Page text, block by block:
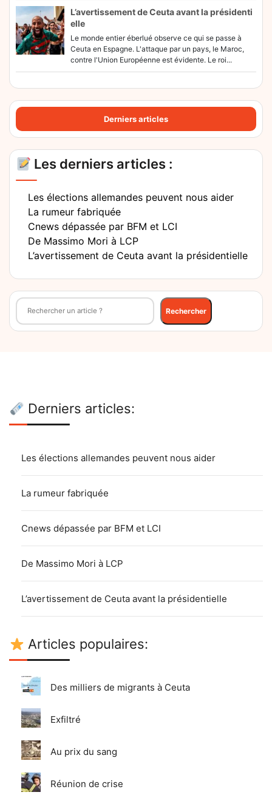
L’avertissement de Ceuta avant la présidenti
elle
Le monde entier éberlué observe ce qui se passe à
Ceuta en Espagne. L'attaque par un pays, le Maroc,
contre l'Union Européenne est évidente. Le roi...
Derniers articles
Les derniers articles :
Les élections allemandes peuvent nous aider
La rumeur fabriquée
Cnews dépassée par BFM et LCI
De Massimo Mori à LCP
L’avertissement de Ceuta avant la présidentielle
Rechercher
Rechercher
Derniers articles:
Les élections allemandes peuvent nous aider
La rumeur fabriquée
Cnews dépassée par BFM et LCI
De Massimo Mori à LCP
L’avertissement de Ceuta avant la présidentielle
Articles populaires:
Des milliers de migrants à Ceuta
Exfiltré
Au prix du sang
Réunion de crise